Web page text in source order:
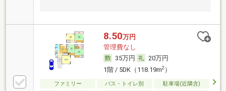
8.50万円
管理費なし
35万円
20万円
1階 / 5DK（118.19m2）
ファミリー バス・トイレ別
駐車場(近隣含)